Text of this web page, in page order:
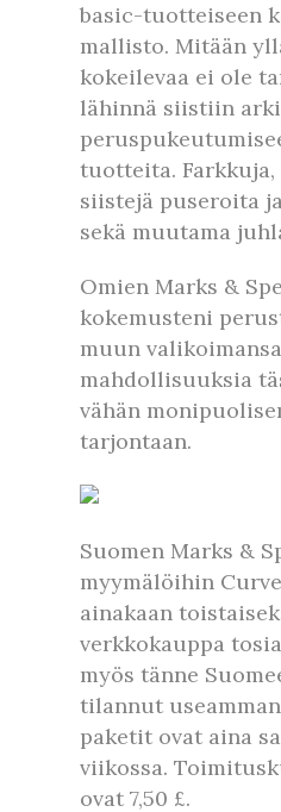
basic-tuotteiseen
mallisto. Mitään
kokeilevaa ei ole
lähinnä siistiin
tuotteita.
siistejä puseroita
sekä muutama
Omien Marks &
kokemusteni
muun
mahdollisuuksia
vähän
tarjontaan.
Suomen Marks &
myymälöihin
ainakaan
verkkokauppa
myös tänne
tilannut
paketit ovat aina
viikossa.
ovat 7,50 £.